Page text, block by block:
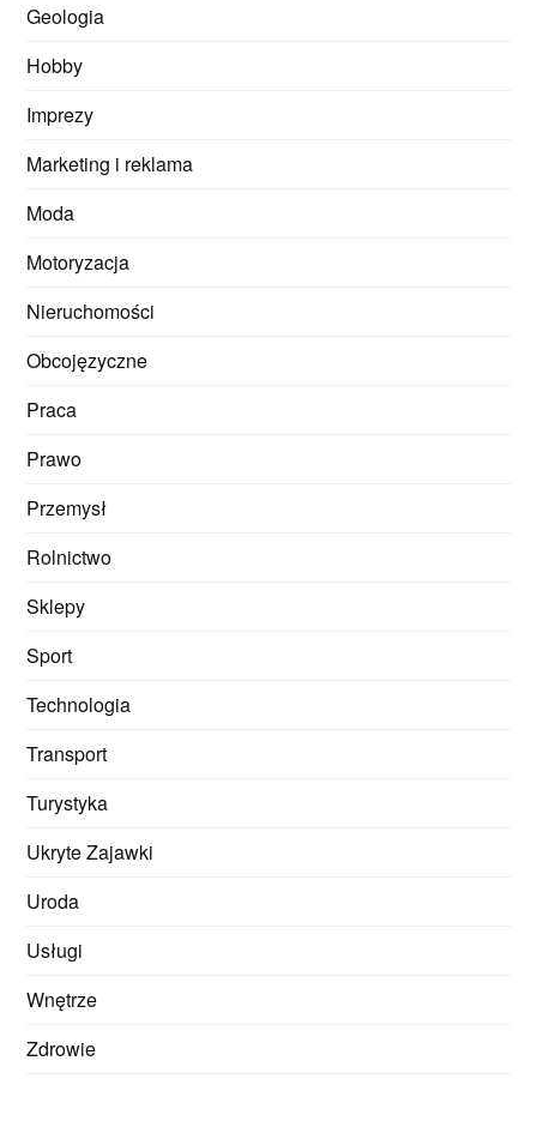
Geologia
Hobby
Imprezy
Marketing i reklama
Moda
Motoryzacja
Nieruchomości
Obcojęzyczne
Praca
Prawo
Przemysł
Rolnictwo
Sklepy
Sport
Technologia
Transport
Turystyka
Ukryte Zajawki
Uroda
Usługi
Wnętrze
Zdrowie